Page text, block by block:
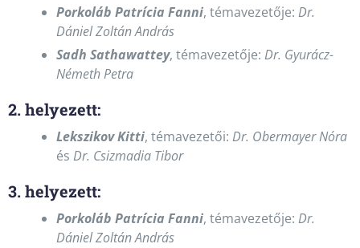
Porkoláb Patrícia Fanni, témavezetője: Dr.
Dániel Zoltán András
Sadh Sathawattey, témavezetője: Dr. Gyurácz-
Németh Petra
2. helyezett:
Lekszikov Kitti, témavezetői: Dr. Obermayer Nóra
és Dr. Csizmadia Tibor
3. helyezett:
Porkoláb Patrícia Fanni, témavezetője: Dr.
Dániel Zoltán András